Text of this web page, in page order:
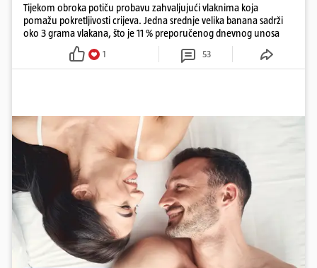
Tijekom obroka potiču probavu zahvaljujući vlaknima koja
pomažu pokretljivosti crijeva. Jedna srednje velika banana sadrži
oko 3 grama vlakana, što je 11 % preporučenog dnevnog unosa
1 53